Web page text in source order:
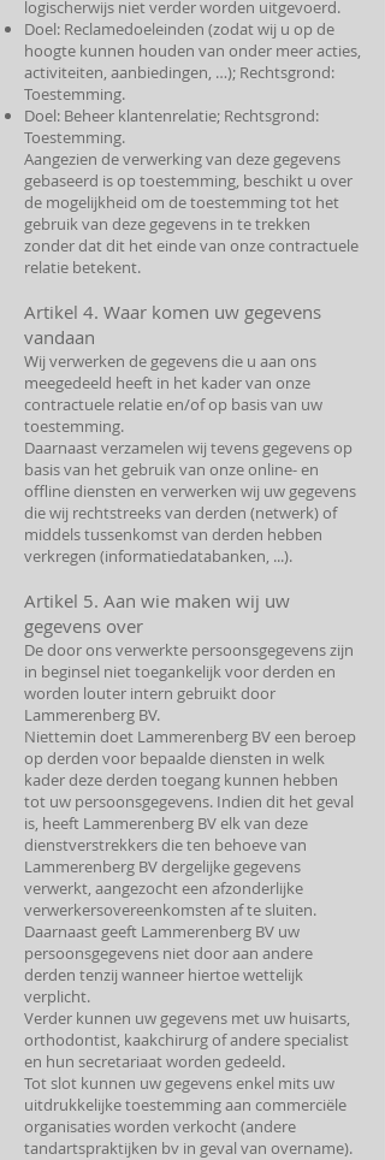
logischerwijs niet verder worden uitgevoerd.
Doel: Reclamedoeleinden (zodat wij u op de
hoogte kunnen houden van onder meer acties,
activiteiten, aanbiedingen, …); Rechtsgrond:
Toestemming.
Doel: Beheer klantenrelatie; Rechtsgrond:
Toestemming.
Aangezien de verwerking van deze gegevens
gebaseerd is op toestemming, beschikt u over
de mogelijkheid om de toestemming tot het
gebruik van deze gegevens in te trekken
zonder dat dit het einde van onze contractuele
relatie betekent.
Artikel 4. Waar komen uw gegevens
vandaan
Wij verwerken de gegevens die u aan ons
meegedeeld heeft in het kader van onze
contractuele relatie en/of op basis van uw
toestemming.
Daarnaast verzamelen wij tevens gegevens op
basis van het gebruik van onze online- en
offline diensten en verwerken wij uw gegevens
die wij rechtstreeks van derden (netwerk) of
middels tussenkomst van derden hebben
verkregen (informatiedatabanken, ...).
Artikel 5. Aan wie maken wij uw
gegevens over
De door ons verwerkte persoonsgegevens zijn
in beginsel niet toegankelijk voor derden en
worden louter intern gebruikt door
Lammerenberg BV.
Niettemin doet Lammerenberg BV een beroep
op derden voor bepaalde diensten in welk
kader deze derden toegang kunnen hebben
tot uw persoonsgegevens. Indien dit het geval
is, heeft Lammerenberg BV elk van deze
dienstverstrekkers die ten behoeve van
Lammerenberg BV dergelijke gegevens
verwerkt, aangezocht een afzonderlijke
verwerkersovereenkomsten af te sluiten.
Daarnaast geeft Lammerenberg BV uw
persoonsgegevens niet door aan andere
derden tenzij wanneer hiertoe wettelijk
verplicht.
Verder kunnen uw gegevens met uw huisarts,
orthodontist, kaakchirurg of andere specialist
en hun secretariaat worden gedeeld.
Tot slot kunnen uw gegevens enkel mits uw
uitdrukkelijke toestemming aan commerciële
organisaties worden verkocht (andere
tandartspraktijken bv in geval van overname).